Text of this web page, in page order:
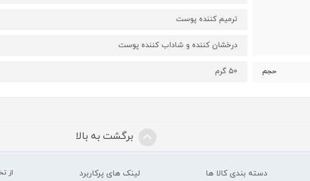
ترمیم کننده پوست
درخشان کننده و شاداب کننده پوست
حجم ۵۰ گرم
برگشت به بالا
دسته بندی کالا ها لینک های پرکاربرد از